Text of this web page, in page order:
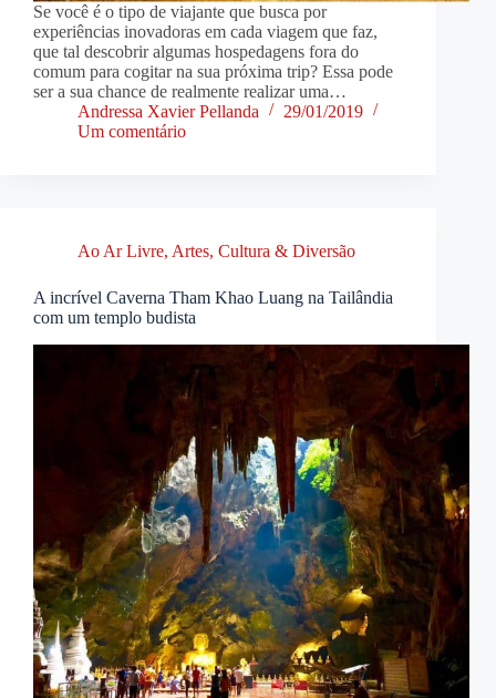
Se você é o tipo de viajante que busca por
experiências inovadoras em cada viagem que faz,
que tal descobrir algumas hospedagens fora do
comum para cogitar na sua próxima trip? Essa pode
ser a sua chance de realmente realizar uma…
Andressa Xavier Pellanda
29/01/2019
Um comentário
Ao Ar Livre, Artes, Cultura & Diversão
A incrível Caverna Tham Khao Luang na Tailândia
com um templo budista